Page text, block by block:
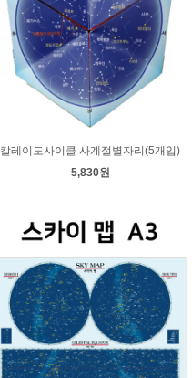
칼레이도사이클 사계절별자리(5개입)
5,830원